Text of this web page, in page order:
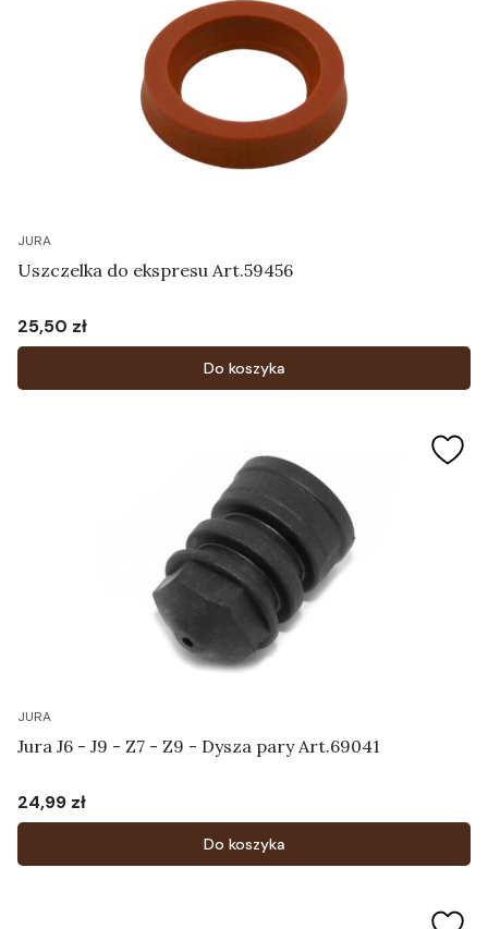
JURA
Uszczelka do ekspresu Art.59456
Cena
25,50 zł
Do koszyka
JURA
Jura J6 - J9 - Z7 - Z9 - Dysza pary Art.69041
Cena
24,99 zł
Do koszyka